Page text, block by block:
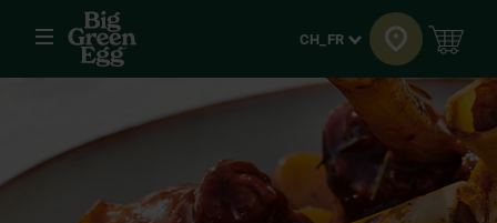
Menu Langue
CH_FR